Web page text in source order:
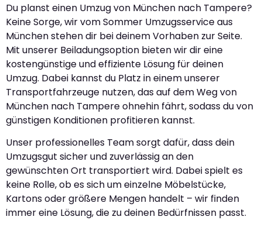
Du planst einen Umzug von München nach Tampere?
Keine Sorge, wir vom Sommer Umzugsservice aus
München stehen dir bei deinem Vorhaben zur Seite.
Mit unserer Beiladungsoption bieten wir dir eine
kostengünstige und effiziente Lösung für deinen
Umzug. Dabei kannst du Platz in einem unserer
Transportfahrzeuge nutzen, das auf dem Weg von
München nach Tampere ohnehin fährt, sodass du von
günstigen Konditionen profitieren kannst.
Unser professionelles Team sorgt dafür, dass dein
Umzugsgut sicher und zuverlässig an den
gewünschten Ort transportiert wird. Dabei spielt es
keine Rolle, ob es sich um einzelne Möbelstücke,
Kartons oder größere Mengen handelt – wir finden
immer eine Lösung, die zu deinen Bedürfnissen passt.